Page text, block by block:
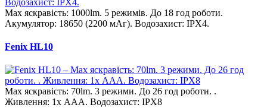
Max яскравість: 1000lm. 5 режимів. До 18 год роботи.
Акумулятор: 18650 (2200 мАг). Водозахист: IPX4.
Fenix HL10
Max яскравість: 70lm. 3 режими. До 26 год роботи. .
Живлення: 1x ААА. Водозахист: IPX8